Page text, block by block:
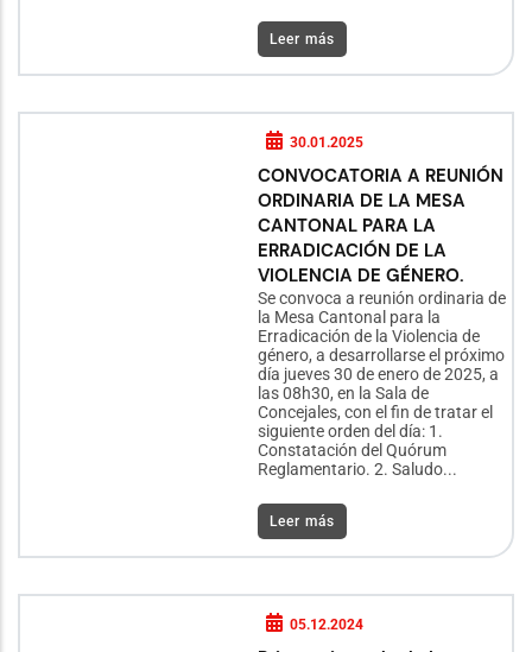
Leer más
30.01.2025
CONVOCATORIA A REUNIÓN
ORDINARIA DE LA MESA
CANTONAL PARA LA
ERRADICACIÓN DE LA
VIOLENCIA DE GÉNERO.
Se convoca a reunión ordinaria de
la Mesa Cantonal para la
Erradicación de la Violencia de
género, a desarrollarse el próximo
día jueves 30 de enero de 2025, a
las 08h30, en la Sala de
Concejales, con el fin de tratar el
siguiente orden del día: 1.
Constatación del Quórum
Reglamentario. 2. Saludo...
Leer más
05.12.2024